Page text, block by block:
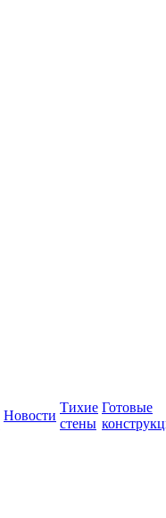
Новости
Тихие
стены
Готовые